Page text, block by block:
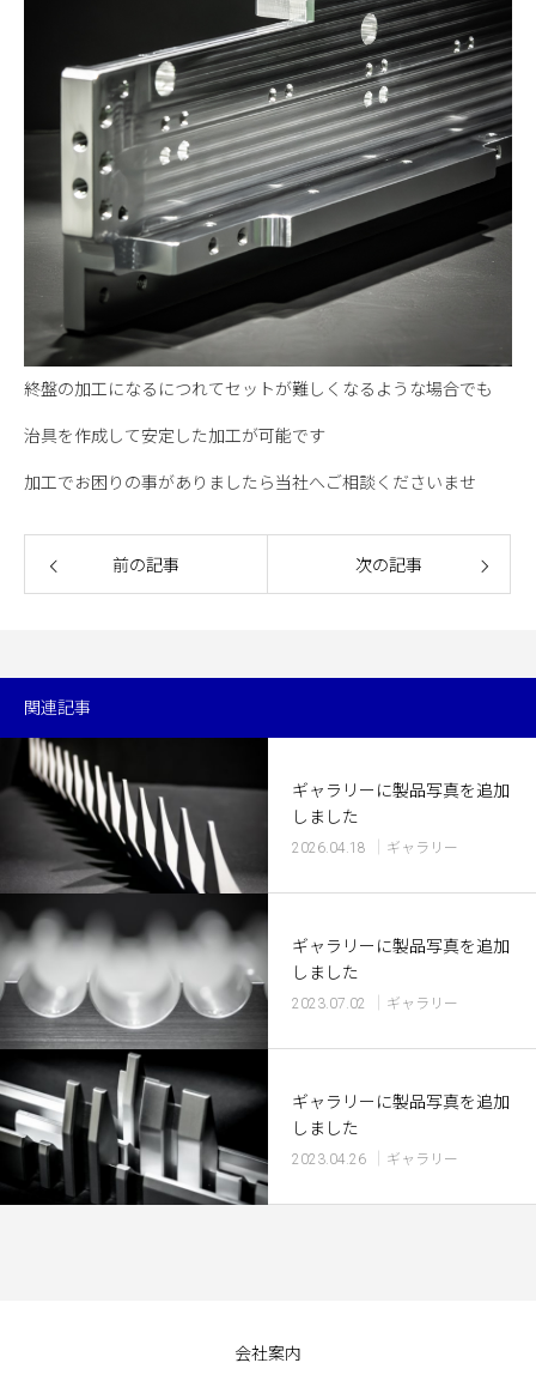
終盤の加工になるにつれてセットが難しくなるような場合でも
治具を作成して安定した加工が可能です
加工でお困りの事がありましたら当社へご相談くださいませ
前の記事 次の記事
関連記事
ギャラリーに製品写真を追加
しました
2026.04.18 ギャラリー
ギャラリーに製品写真を追加
しました
2023.07.02 ギャラリー
ギャラリーに製品写真を追加
しました
2023.04.26 ギャラリー
会社案内